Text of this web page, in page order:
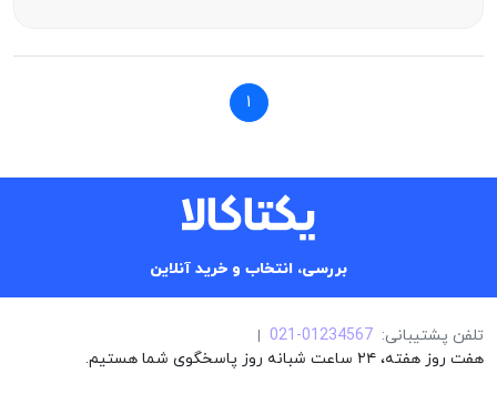
1
بررسی، انتخاب و خرید آنلاین
تلفن پشتیبانی: 021-01234567
هفت روز هفته، ۲۴ ساعت شبانه روز پاسخگوی شما هستیم.